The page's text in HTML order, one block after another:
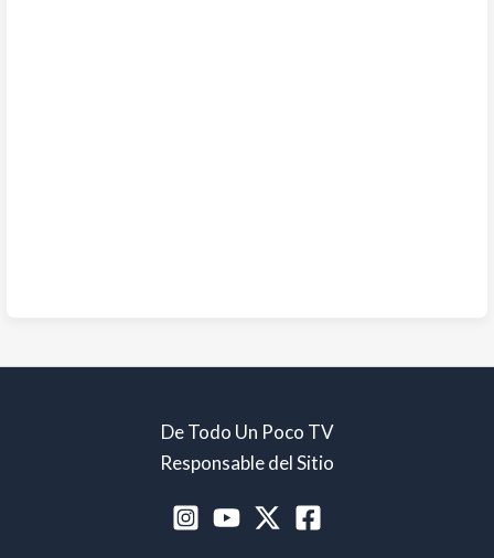
De Todo Un Poco TV
Responsable del Sitio